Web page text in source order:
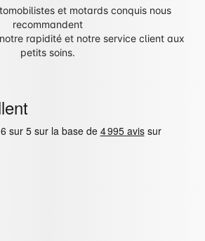
et motards conquis nous
recommandent
rapidité et notre service client aux
petits soins.